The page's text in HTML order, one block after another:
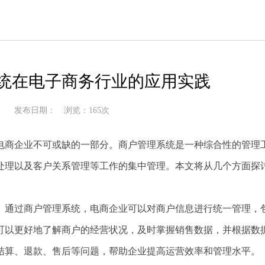
在电子商务行业的应用实践
发布日期： 浏览：165次
企业不可或缺的一部分。商户管理系统是一种综合性的管理
以及客户关系管理等工作的集中管理。本文将从几个方面探
过商户管理系统，电商企业可以对商户信息进行统一管理，
更好地了解商户的经营状况，及时掌握销售数据，并根据数
、退款、售后等问题，帮助企业提高运营效率和管理水平。